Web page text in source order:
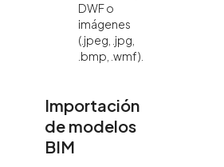
DWF o
imágenes
(.jpeg, .jpg,
.bmp, .wmf).
Importación
de modelos
BIM